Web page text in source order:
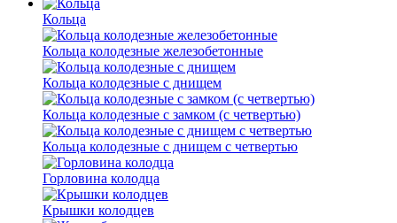
Кольца
Кольца колодезные железобетонные
Кольца колодезные с днищем
Кольца колодезные с замком (с четвертью)
Кольца колодезные с днищем с четвертью
Горловина колодца
Крышки колодцев